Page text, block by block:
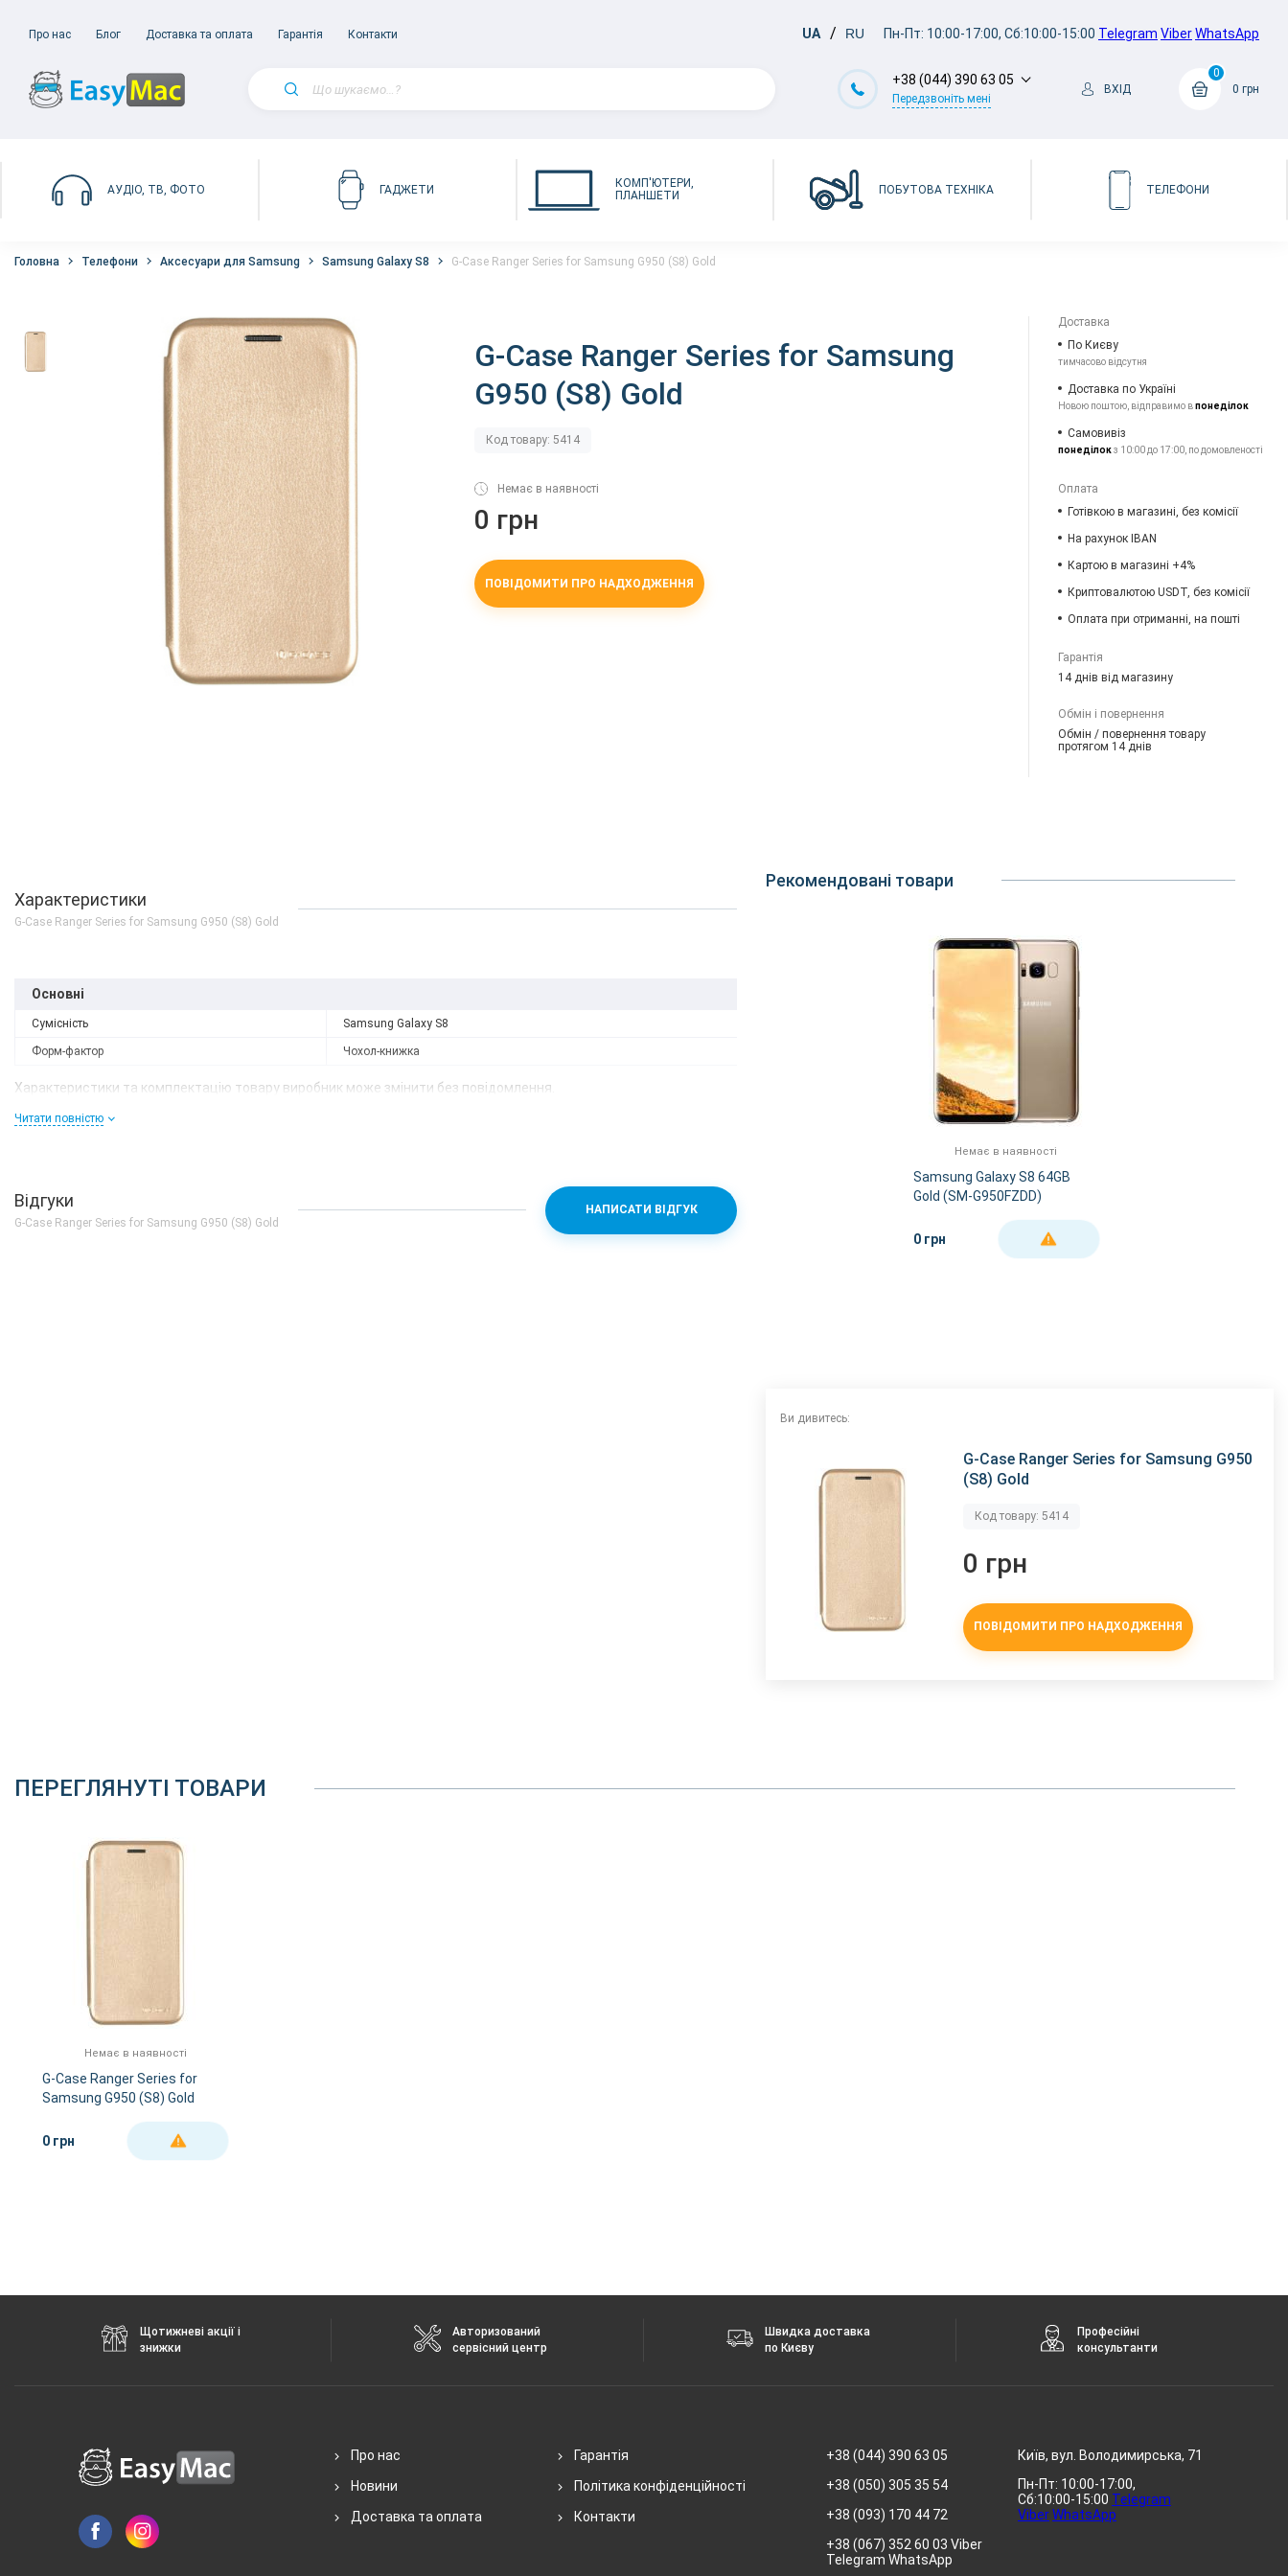
Про нас Блог Доставка та оплата Гарантія Контакти UA RU Пн-Пт: 10:00-17:00, Сб:10:00-15:00 Telegram ViberWhatsApp
+38 (044) 390 63 05
Передзвоніть мені
ВХІД
0
0 грн
АУДІО, ТВ, ФОТО ГАДЖЕТИ
КОМП'ЮТЕРИ,
ПЛАНШЕТИ
ПОБУТОВА ТЕХНІКА ТЕЛЕФОНИ
Головна Телефони Аксесуари для Samsung Samsung Galaxy S8 G-Case Ranger Series for Samsung G950 (S8) Gold
G-Case Ranger Series for Samsung
G950 (S8) Gold
Код товару: 5414
Немає в наявності
0 грн
ПОВІДОМИТИ ПРО НАДХОДЖЕННЯ
Доставка
По Києву
тимчасово відсутня
Доставка по Україні
Новою поштою, відправимо впонеділок
Самовивіз
понеділокз 10:00 до 17:00, по домовленості
Оплата
Готівкою в магазині, без комісії
На рахунок IBAN
Картою в магазині +4%
Криптовалютою USDT, без комісії
Оплата при отриманні, на пошті
Гарантія
14 днів від магазину
Обмін і повернення
Обмін / повернення товару
протягом 14 днів
Характеристики
G-Case Ranger Series for Samsung G950 (S8) Gold
Основні
Сумісність Samsung Galaxy S8
Форм-фактор Чохол-книжка
Характеристики та комплектацію товару виробник може змінити без повідомлення.
Читати повністю
Відгуки
G-Case Ranger Series for Samsung G950 (S8) Gold
НАПИСАТИ ВІДГУК
Рекомендовані товари
Немає в наявності
Samsung Galaxy S8 64GB
Gold (SM-G950FZDD)
0 грн ДЕТАЛЬНІШЕ
Ви дивитесь:
G-Case Ranger Series for Samsung G950
(S8) Gold
Код товару: 5414
0 грн
ПОВІДОМИТИ ПРО НАДХОДЖЕННЯ
ПЕРЕГЛЯНУТІ ТОВАРИ
Немає в наявності
G-Case Ranger Series for
Samsung G950 (S8) Gold
0 грн ДЕТАЛЬНІШЕ
Щотижневі акції і
знижки
Авторизований
сервісний центр
Швидка доставка
по Києву
Професійні
консультанти
Про нас
Новини
Доставка та оплата
Гарантія
Політика конфіденційності
Контакти
+38 (044) 390 63 05
+38 (050) 305 35 54
+38 (093) 170 44 72
+38 (067) 352 60 03 Viber
Telegram WhatsApp
Київ, вул. Володимирська, 71
Пн-Пт: 10:00-17:00,
Сб:10:00-15:00 Telegram
ViberWhatsApp